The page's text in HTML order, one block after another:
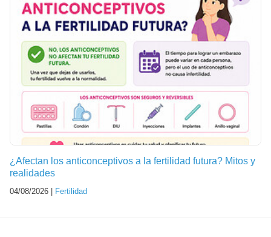
¿Afectan los anticonceptivos a la fertilidad futura? Mitos y
realidades
04/08/2026 | Fertilidad